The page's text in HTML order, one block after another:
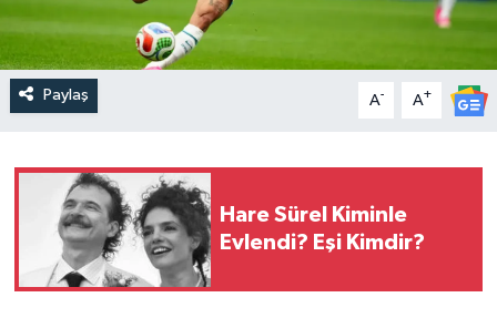
Paylaş A- A+
Hare Sürel Kiminle
Evlendi? Eşi Kimdir?